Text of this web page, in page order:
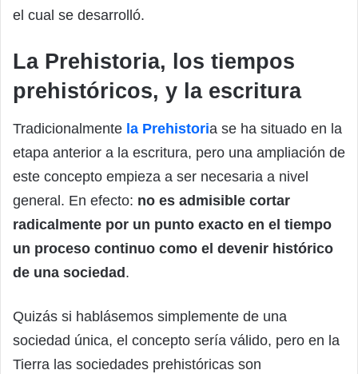
el cual se desarrolló.
La Prehistoria, los tiempos
prehistóricos, y la escritura
Tradicionalmente la Prehistoria se ha situado en la
etapa anterior a la escritura, pero una ampliación de
este concepto empieza a ser necesaria a nivel
general. En efecto: no es admisible cortar
radicalmente por un punto exacto en el tiempo
un proceso continuo como el devenir histórico
de una sociedad .
Quizás si hablásemos simplemente de una
sociedad única, el concepto sería válido, pero en la
Tierra las sociedades prehistóricas son